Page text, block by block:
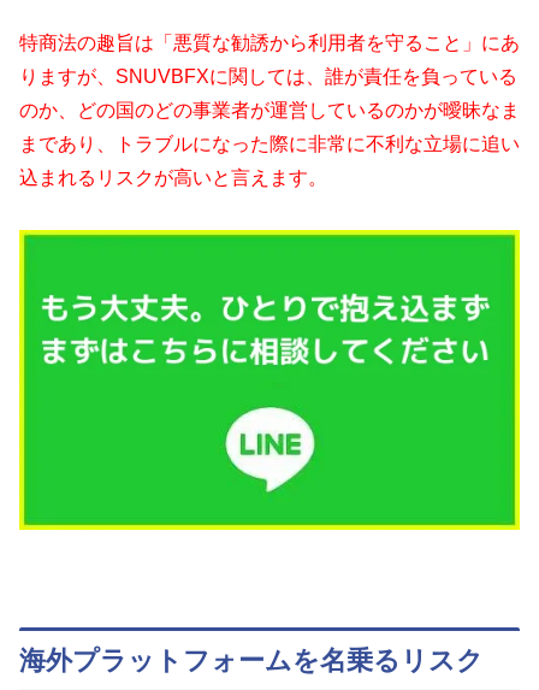
特商法の趣旨は「悪質な勧誘から利用者を守ること」にあ
りますが、SNUVBFXに関しては、誰が責任を負っている
のか、どの国のどの事業者が運営しているのかが曖昧なま
まであり、トラブルになった際に非常に不利な立場に追い
込まれるリスクが高いと言えます。
海外プラットフォームを名乗るリスク